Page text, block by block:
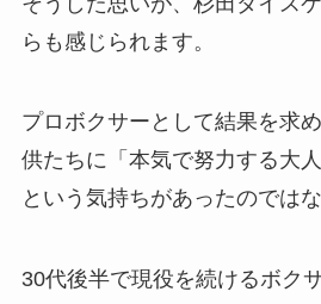
らも感じられます。
プロボクサーとして結果を求
供たちに「本気で努力する大
という気持ちがあったのでは
30代後半で現役を続けるボク